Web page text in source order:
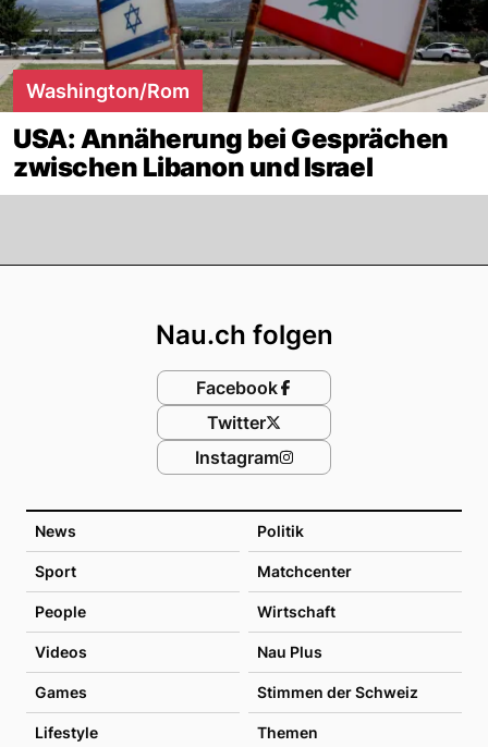
Washington/Rom
USA: Annäherung bei Gesprächen
zwischen Libanon und Israel
News Politik
Sport Matchcenter
People Wirtschaft
Videos Nau Plus
Games Stimmen der Schweiz
Lifestyle Themen
Nau.ch folgen
Facebook
Twitter
Instagram